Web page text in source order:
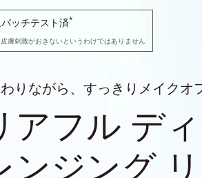
ッチテスト済*
膚刺激がおきないというわけではありません
りながら、すっきりメイクオ
アフル デ
ンジング